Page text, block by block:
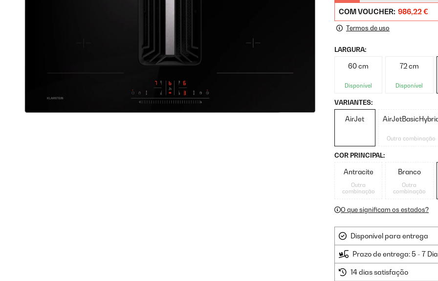
COM VOUCHER: 986,22 €
Termos de uso
LARGURA:
60 cm
Disponível
72 cm
Disponível
VARIANTES:
AirJet
Outra combinação
COR PRINCIPAL:
Antracite
Outra
combinação
Branco
Outra
combinação
O que significam os estados?
Disponível para entrega
Prazo de entrega: 5 - 7
14 dias satisfação